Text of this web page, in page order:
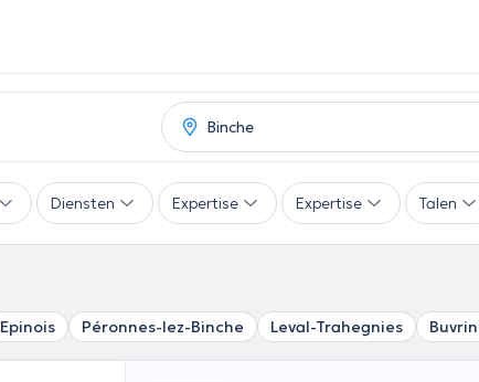
Diensten Expertise Expertise Talen
Epinois Péronnes-lez-Binche Leval-Trahegnies